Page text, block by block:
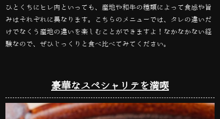
ひとくちにヒレ肉といっても、産地や和牛の種類によって食感や旨
みはそれぞれに異なります。こちらのメニューでは、タレの違いだ
けでなくう産地の違いを楽しむことができますよ！なかなかない経
験なので、ぜひじっくりと食べ比べてみてください。
豪華なスペシャリテを満喫